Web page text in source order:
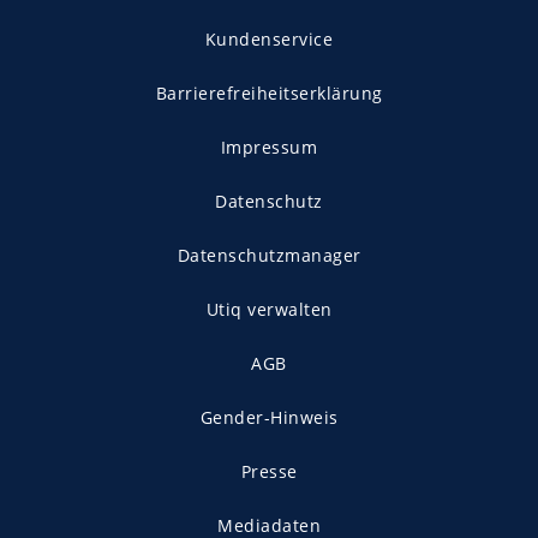
Kundenservice
Barrierefreiheitserklärung
Impressum
Datenschutz
Datenschutzmanager
Utiq verwalten
AGB
Gender-Hinweis
Presse
Mediadaten